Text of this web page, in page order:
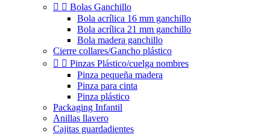
  Bolas Ganchillo
Bola acrílica 16 mm ganchillo
Bola acrílica 21 mm ganchillo
Bola madera ganchillo
Cierre collares/Gancho plástico
  Pinzas Plástico/cuelga nombres
Pinza pequeña madera
Pinza para cinta
Pinza plástico
Packaging Infantil
Anillas llavero
Cajitas guardadientes